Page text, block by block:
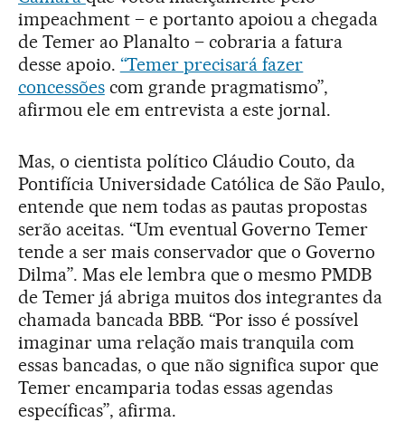
impeachment – e portanto apoiou a chegada
de Temer ao Planalto – cobraria a fatura
desse apoio. “Temer precisará fazer
concessõescom grande pragmatismo”,
afirmou ele em entrevista a este jornal.
Mas, o cientista político Cláudio Couto, da
Pontifícia Universidade Católica de São Paulo,
entende que nem todas as pautas propostas
serão aceitas. “Um eventual Governo Temer
tende a ser mais conservador que o Governo
Dilma”. Mas ele lembra que o mesmo PMDB
de Temer já abriga muitos dos integrantes da
chamada bancada BBB. “Por isso é possível
imaginar uma relação mais tranquila com
essas bancadas, o que não significa supor que
Temer encamparia todas essas agendas
específicas”, afirma.